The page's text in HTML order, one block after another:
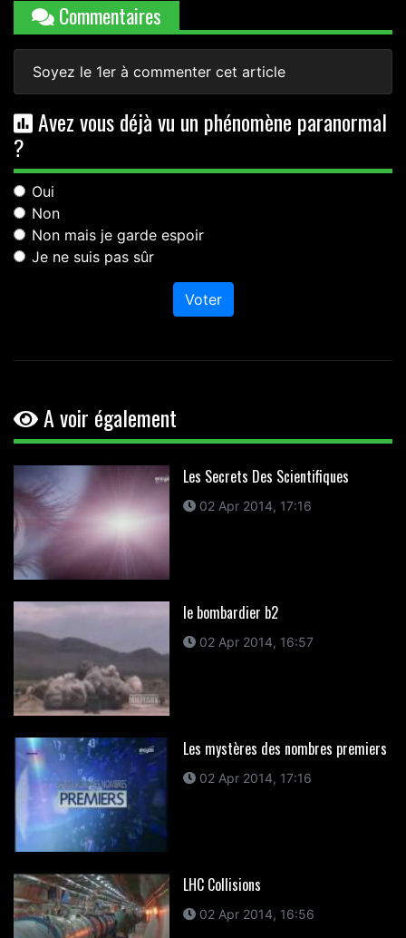
Commentaires
Soyez le 1er à commenter cet article
Avez vous déjà vu un phénomène paranormal
?
Oui
Non
Non mais je garde espoir
Je ne suis pas sûr
Voter
A voir également
Les Secrets Des Scientifiques
02 Apr 2014, 17:16
le bombardier b2
02 Apr 2014, 16:57
Les mystères des nombres premiers
02 Apr 2014, 17:16
LHC Collisions
02 Apr 2014, 16:56